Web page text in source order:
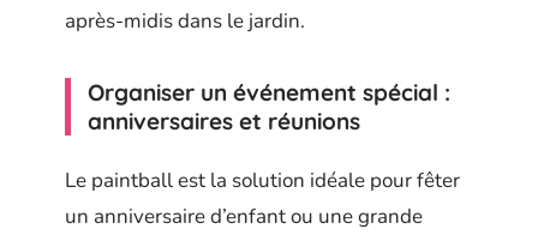
après-midis dans le jardin.
Organiser un événement spécial :
anniversaires et réunions
Le paintball est la solution idéale pour fêter
un anniversaire d’enfant ou une grande